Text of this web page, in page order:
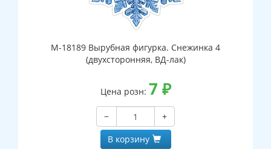
М-18189 Вырубная фигурка. Снежинка 4
(двухсторонняя, ВД-лак)
Цена розн: 7 ₽
−
+
В корзину